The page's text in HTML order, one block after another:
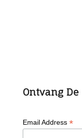
Ontvang
Email Address*